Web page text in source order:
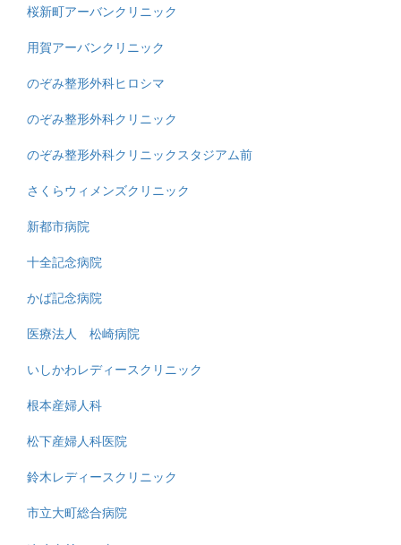
桜新町アーバンクリニック
用賀アーバンクリニック
のぞみ整形外科ヒロシマ
のぞみ整形外科クリニック
のぞみ整形外科クリニックスタジアム前
さくらウィメンズクリニック
新都市病院
十全記念病院
かば記念病院
医療法人 松崎病院
いしかわレディースクリニック
根本産婦人科
松下産婦人科医院
鈴木レディースクリニック
市立大町総合病院